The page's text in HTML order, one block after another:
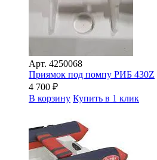
Арт. 4250068
Приямок под помпу РИБ 430Z
4 700 ₽
В корзину Купить в 1 клик